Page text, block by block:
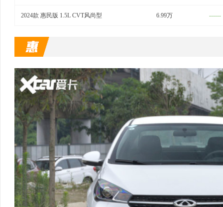
2024款 惠民版 1.5L CVT风尚型 6.99万 ------